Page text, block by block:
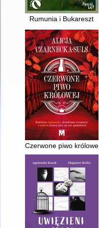
Rumunia i Bukareszt
Czerwone piwo królowej